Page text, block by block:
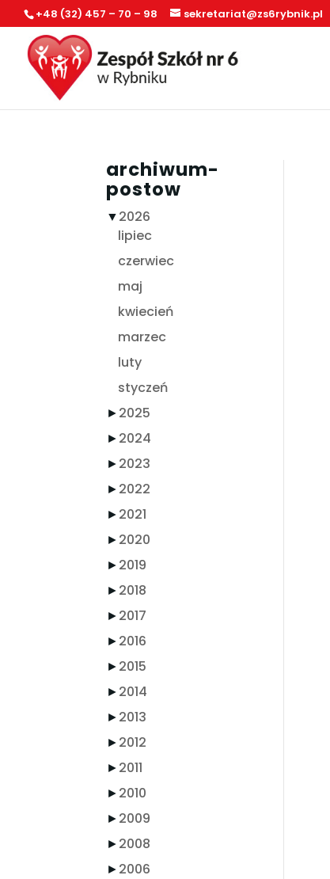
+48 (32) 457 – 70 – 98 sekretariat@zs6rybnik.pl
archiwum-
postow
▼2026
lipiec
czerwiec
maj
kwiecień
marzec
luty
styczeń
►2025
►2024
►2023
►2022
►2021
►2020
►2019
►2018
►2017
►2016
►2015
►2014
►2013
►2012
►2011
►2010
►2009
►2008
►2006